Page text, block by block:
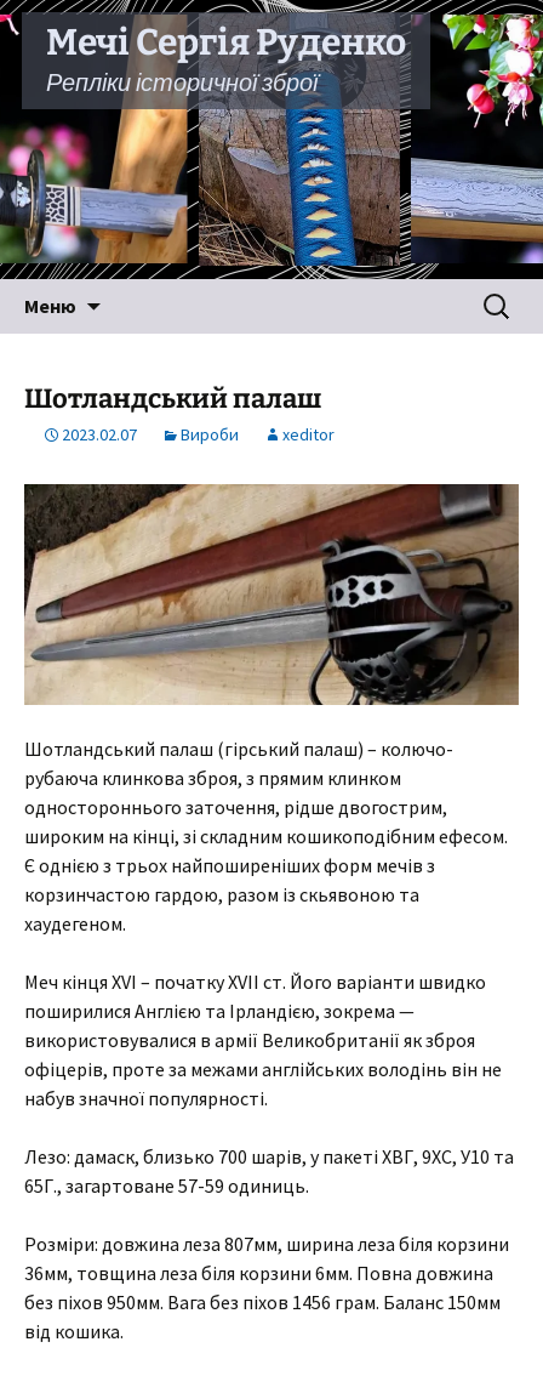
Мечі Сергія Руденко
Репліки історичної зброї
Меню Пошук:
Шотландський палаш
2023.02.07 Вироби xeditor
Шотландський палаш (гірський палаш) – колючо-
рубаюча клинкова зброя, з прямим клинком
одностороннього заточення, рідше двогострим,
широким на кінці, зі складним кошикоподібним ефесом.
Є однією з трьох найпоширеніших форм мечів з
корзинчастою гардою, разом із скьявоною та
хаудегеном.
Меч кінця XVI – початку XVII ст. Його варіанти швидко
поширилися Англією та Ірландією, зокрема —
використовувалися в армії Великобританії як зброя
офіцерів, проте за межами англійських володінь він не
набув значної популярності.
Лезо: дамаск, близько 700 шарів, у пакеті ХВГ, 9ХС, У10 та
65Г., загартоване 57-59 одиниць.
Розміри: довжина леза 807мм, ширина леза біля корзини
36мм, товщина леза біля корзини 6мм. Повна довжина
без піхов 950мм. Вага без піхов 1456 грам. Баланс 150мм
від кошика.